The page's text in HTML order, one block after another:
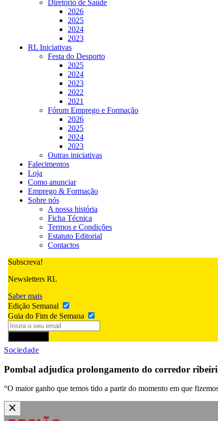
Diretório de Saúde
2026
2025
2024
2023
RL Iniciativas
Festa do Desporto
2025
2024
2023
2022
2021
Fórum Emprego e Formação
2026
2025
2024
2023
Outras iniciativas
Falecimentos
Loja
Como anunciar
Emprego & Formação
Sobre nós
A nossa história
Ficha Técnica
Termos e Condições
Estatuto Editorial
Contactos
Subscreva!
Newsletters RL
Saber mais
Edição Semanal
Guia do Fim de Semana
Sociedade
Pombal adjudica prolongamento do corredor
“O maior ganho que temos tido a partir do momento em que